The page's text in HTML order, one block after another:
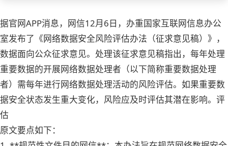
据官网APP消息，网信12月6日，办重国家互联网信息办公
室发布了《网络数据安全风险评估办法（征求意见稿）》，
数据面向公众征求意见。处理该征求意见稿指出，每年处理
重要数据的开展网络数据处理者（以下简称重要数据处理
者）需每年进行网络数据处理活动的风险评估。如果重要数
据安全状态发生重大变化，风险应及时评估其潜在影响。评
估
原文要点如下：